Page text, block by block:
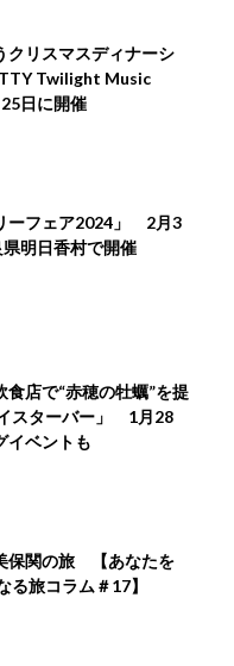
クリスマスディナーシ
Twilight Music
日に開催
ーフェア2024」 2月3
明日香村で開催
食店で“赤穂の牡蠣”を提
スターバー」 1月28
イベントも
保関の旅 【あなたを
る旅コラム＃17】